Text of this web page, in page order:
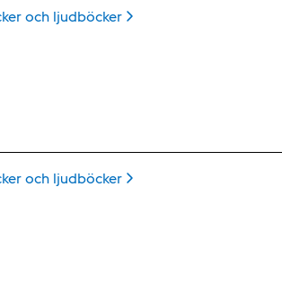
och ljudböcker
och ljudböcker